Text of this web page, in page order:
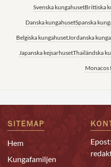
Svenska kungahusetBrittiska
Danska kungahusetSpanska
Belgiska kungahusetJordanska
Japanska kejsarhusetThailändska
Monacos
SITEMAP
Hem
Kungafamiljen
Epost: